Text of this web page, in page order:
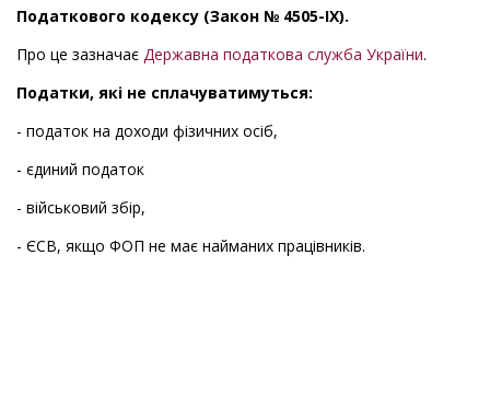
Податкового кодексу (Закон № 4505-ІХ).
Про це зазначає Державна податкова служба України.
Податки, які не сплачуватимуться:
- податок на доходи фізичних осіб,
- єдиний податок
- військовий збір,
- ЄСВ, якщо ФОП не має найманих працівників.